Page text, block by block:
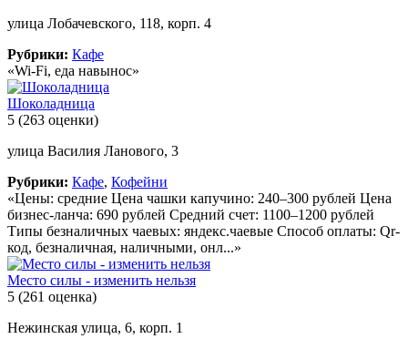
улица Лобачевского, 118, корп. 4
Рубрики: Кафе
«Wi-Fi, еда навынос»
Шоколадница
5 (263 оценки)
улица Василия Ланового, 3
Рубрики: Кафе, Кофейни
«Цены: средние Цена чашки капучино: 240–300 рублей Цена
бизнес-ланча: 690 рублей Средний счет: 1100–1200 рублей
Типы безналичных чаевых: яндекс.чаевые Способ оплаты: Qr-
код, безналичная, наличными, онл...»
Место силы - изменить нельзя
5 (261 оценка)
Нежинская улица, 6, корп. 1